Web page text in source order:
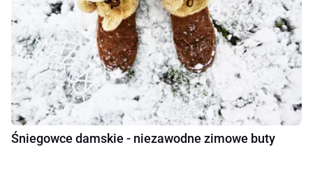
Śniegowce damskie - niezawodne zimowe buty